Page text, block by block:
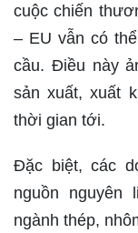
cuộc chiến
– EU vẫn có
cầu. Điều này
sản xuất, xuất
thời gian tới.
Đặc biệt, các
nguồn
ngành thép,